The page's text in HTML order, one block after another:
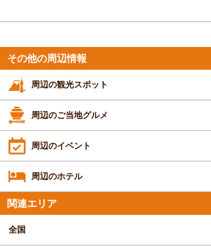
ください。
また、年中楽しめるように季節ごとに釣りのメ
ニューがプログラムされています。青物、ひら
めの落とし込みから、真鯛、イサキ、さらに深
海でのアコウ（めぬけ、ベニアコウ）、中深海
（アカムツ、クロムツ）とあらゆる分野で舟釣
り師を満足させてくれます。
船艇は遊漁船としては最大サイズで船酔いもか
なり軽減されると思います。乗合、貸切とも
利用可能です。
投稿日：2022年1月14日
その他の周辺情報
周辺の観光スポット
周辺のご当地グルメ
周辺のイベント
周辺のホテル
関連エリア
全国